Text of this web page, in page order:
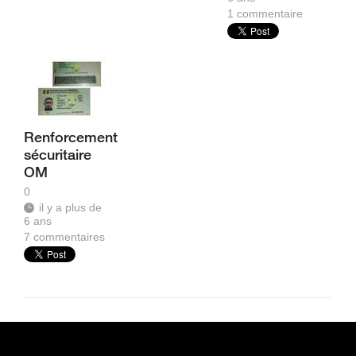
1commentaire
Renforcement
sécuritaire
OM
0
il y a plus de
6 ans
7 commentaires